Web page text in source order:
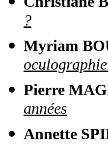
?
Myriam
Pierre
années
Annette